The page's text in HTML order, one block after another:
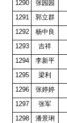
1290
张园园
1291
郭立群
1292
杨中良
1293
吉祥
1294
李新平
1295
梁利
1296
张婷婷
1297
张军
1298
潘景琍